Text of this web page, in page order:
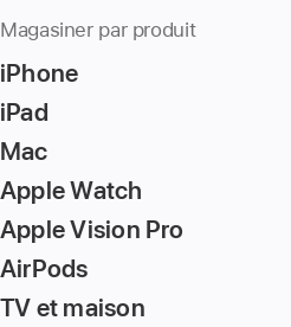
Magasiner par produit
iPhone
iPad
Mac
Apple Watch
Apple Vision Pro
AirPods
TV et maison